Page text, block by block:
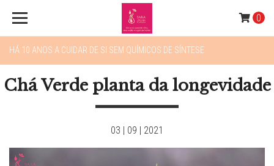
HÁ 10 ANOS A CUIDAR DE SI SEM QUÍMICOS DE SÍNTESE
0
Chá Verde planta da longevidade
03 | 09 | 2021